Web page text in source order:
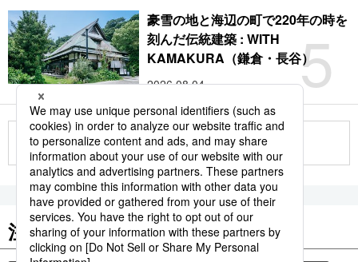
5
豪雪の地と海辺の町で220年の時を
刻んだ伝統建築 : WITH
KAMAKURA（鎌倉・長谷）
2026.08.04
もっと見る
注目のキーワード